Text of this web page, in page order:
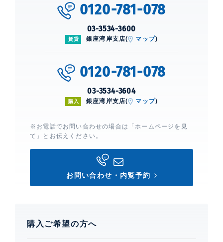
0120-781-078
03-3534-3600
賃貸 銀座湾岸支店( マップ)
0120-781-078
03-3534-3604
購入 銀座湾岸支店( マップ)
※お電話でお問い合わせの場合は「ホームページを見
て」とお伝えください。
お問い合わせ・内覧予約
購入ご希望の方へ